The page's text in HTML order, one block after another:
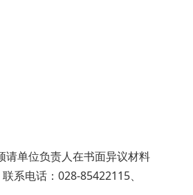
请单位负责人在书面异议材料
系电话：028-85422115、